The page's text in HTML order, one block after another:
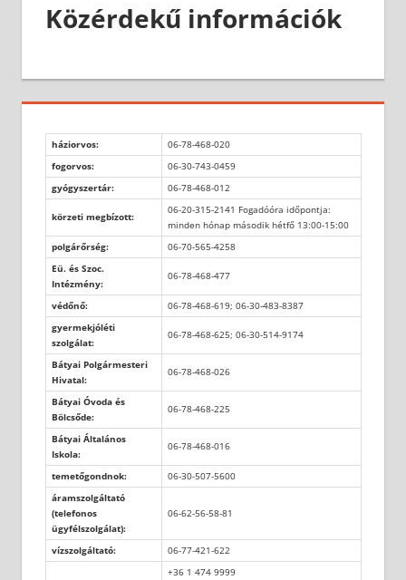
Közérdekű információk
háziorvos:
06-78-468-020
fogorvos:
06-30-743-0459
gyógyszertár:
06-78-468-012
körzeti megbízott:
06-20-315-2141 Fogadóóra időpontja:
minden hónap második hétfő 13:00-15:00
polgárőrség:
06-70-565-4258
Eü. és Szoc.
Intézmény:
06-78-468-477
védőnő:
06-78-468-619; 06-30-483-8387
gyermekjóléti
szolgálat:
06-78-468-625; 06-30-514-9174
Bátyai Polgármesteri
Hivatal:
06-78-468-026
Bátyai Óvoda és
Bölcsőde:
06-78-468-225
Bátyai Általános
Iskola:
06-78-468-016
temetőgondnok:
06-30-507-5600
áramszolgáltató
(telefonos
ügyfélszolgálat):
06-62-56-58-81
vízszolgáltató: 06-77-421-622
+36 1 474 9999